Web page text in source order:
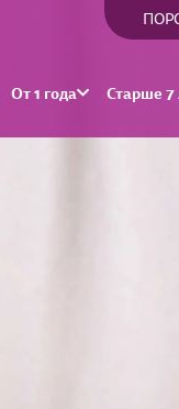
От 1 года Старше 7